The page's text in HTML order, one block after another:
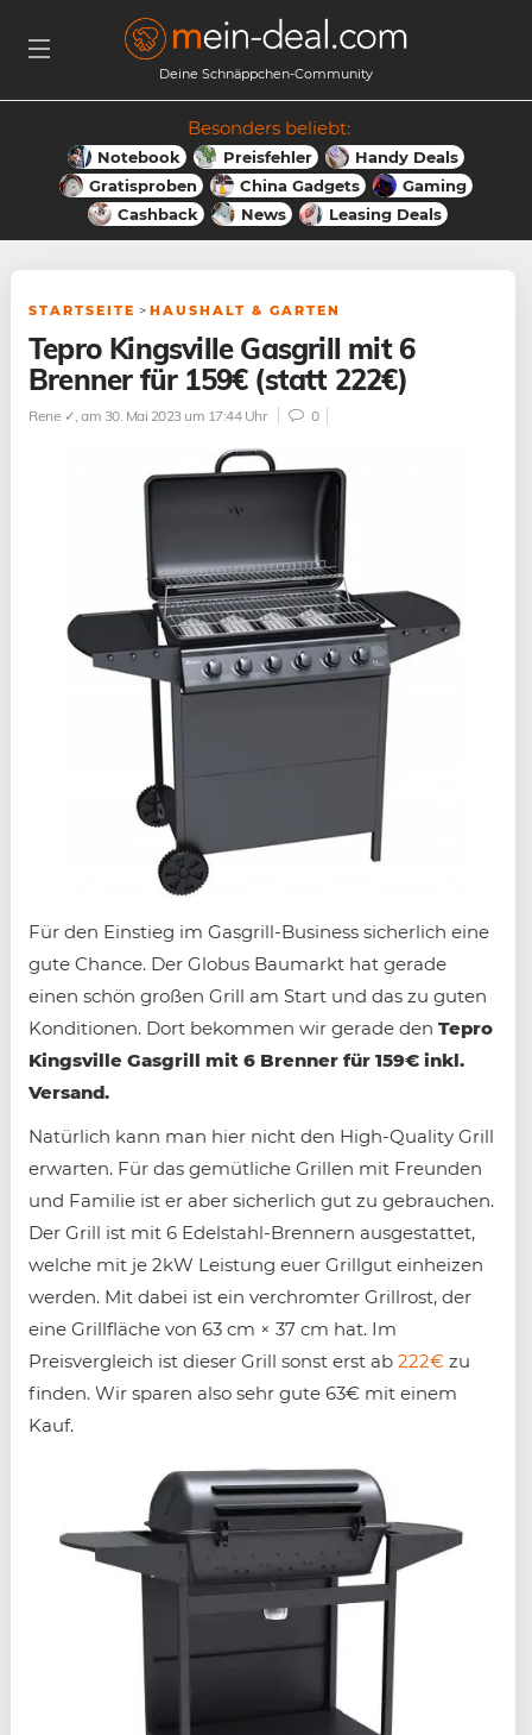
Deine Schnäppchen-Community
Besonders beliebt:
Notebook Preisfehler
Handy Deals
Gratisproben
China Gadgets
Gaming
Cashback
News Leasing Deals
STARTSEITE > HAUSHALT & GARTEN
Tepro Kingsville Gasgrill mit 6
Brenner für 159€ (statt 222€)
Rene ✓, am 30. Mai 2023 um 17:44 Uhr 0
Für den Einstieg im Gasgrill-Business sicherlich eine
gute Chance. Der Globus Baumarkt hat gerade
einen schön großen Grill am Start und das zu guten
Konditionen. Dort bekommen wir gerade den Tepro
Kingsville Gasgrill mit 6 Brenner für 159€ inkl.
Versand.
Natürlich kann man hier nicht den High-Quality Grill
erwarten. Für das gemütliche Grillen mit Freunden
und Familie ist er aber sicherlich gut zu gebrauchen.
Der Grill ist mit 6 Edelstahl-Brennern ausgestattet,
welche mit je 2kW Leistung euer Grillgut einheizen
werden. Mit dabei ist ein verchromter Grillrost, der
eine Grillfläche von 63 cm × 37 cm hat. Im
Preisvergleich ist dieser Grill sonst erst ab 222€ zu
finden. Wir sparen also sehr gute 63€ mit einem
Kauf.